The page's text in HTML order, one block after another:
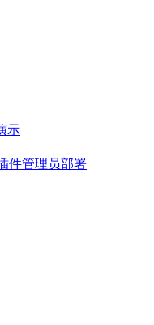
示
件管理员部署